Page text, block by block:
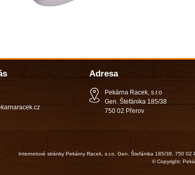
.cz
Adresa
Pekárna Racek, s.r.o
Gen. Štefánika 185/38
750 02 Přerov
Internetové stránky Pekárny Racek, s.r.o. Gen. Štefánika 185/38, 750
© Copyright: